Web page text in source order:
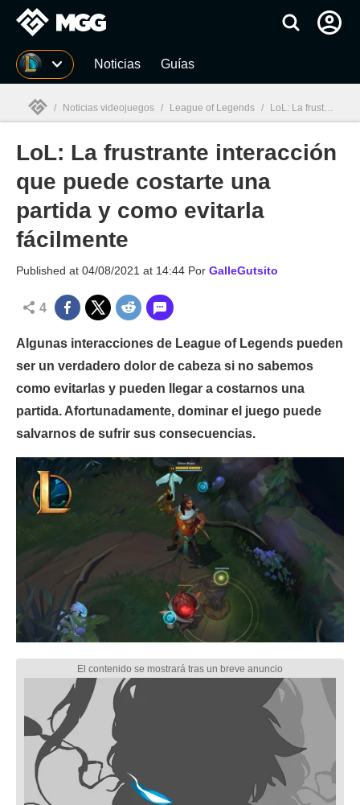
MGG Noticias Guías
MGG
/ Noticias videojuegos / League of Legends / LoL: La frustrante interacción que puede costarte una partida y como evitarla fácilmente
LoL: La frustrante interacción
que puede costarte una
partida y como evitarla
fácilmente
Published at 04/08/2021 at 14:44 Por GalleGutsito
4
Algunas interacciones de League of Legends pueden
ser un verdadero dolor de cabeza si no sabemos
como evitarlas y pueden llegar a costarnos una
partida. Afortunadamente, dominar el juego puede
salvarnos de sufrir sus consecuencias.